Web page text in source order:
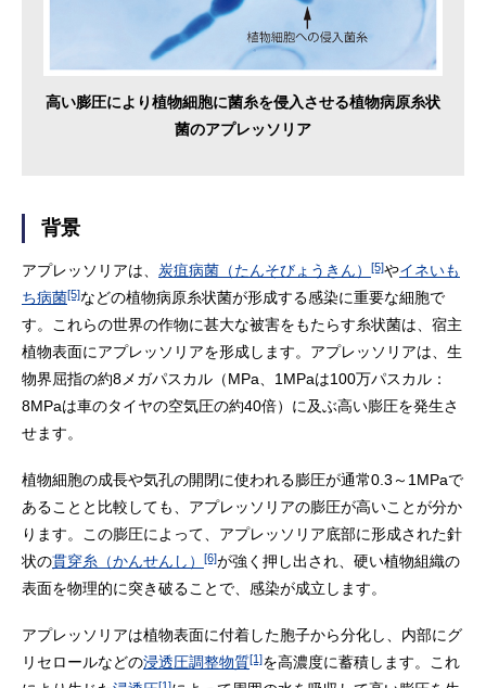
高い膨圧により植物細胞に菌糸を侵入させる植物病原糸状
菌のアプレッソリア
背景
アプレッソリアは、 炭疽病菌（たんそびょうきん） [5]やイネいも
ち病菌[5]などの植物病原糸状菌が形成する感染に重要な細胞で
す。これらの世界の作物に甚大な被害をもたらす糸状菌は、宿主
植物表面にアプレッソリアを形成します。アプレッソリアは、生
物界屈指の約8メガパスカル（MPa、1MPaは100万パスカル：
8MPaは車のタイヤの空気圧の約40倍）に及ぶ高い膨圧を発生さ
せます。
植物細胞の成長や気孔の開閉に使われる膨圧が通常0.3～1MPaで
あることと比較しても、アプレッソリアの膨圧が高いことが分か
ります。この膨圧によって、アプレッソリア底部に形成された針
状の貫穿糸（かんせんし） [6]が強く押し出され、硬い植物組織の
表面を物理的に突き破ることで、感染が成立します。
アプレッソリアは植物表面に付着した胞子から分化し、内部にグ
リセロールなどの浸透圧調整物質[1]を高濃度に蓄積します。これ